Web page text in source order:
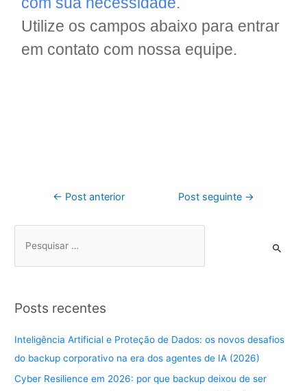
Utilize os campos abaixo para entrar
em contato com nossa equipe.
← Post anterior Post seguinte →
Posts recentes
Inteligência Artificial e Proteção de Dados: os novos desafios
do backup corporativo na era dos agentes de IA (2026)
Cyber Resilience em 2026: por que backup deixou de ser